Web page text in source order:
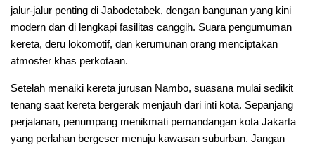
jalur-jalur penting di Jabodetabek, dengan bangunan yang kini
modern dan di lengkapi fasilitas canggih. Suara pengumuman
kereta, deru lokomotif, dan kerumunan orang menciptakan
atmosfer khas perkotaan.
Setelah menaiki kereta jurusan Nambo, suasana mulai sedikit
tenang saat kereta bergerak menjauh dari inti kota. Sepanjang
perjalanan, penumpang menikmati pemandangan kota Jakarta
yang perlahan bergeser menuju kawasan suburban. Jangan